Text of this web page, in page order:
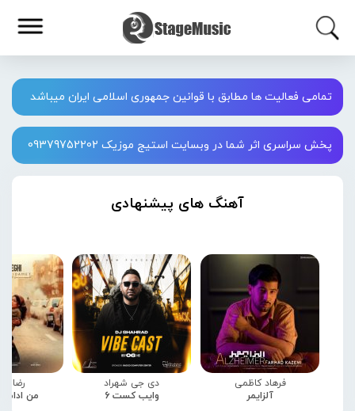
تمامی فعالیت ها مطابق با قوانین جمهوری اسلامی ایران میباشد
پخش سراسری اثر شما در وبسایت استیج موزیک 09379752202
آهنگ های پیشنهادی
فرهاد کاظمی
آلزایمر
دی جی شهراد
وایب کست 6
رضا
من